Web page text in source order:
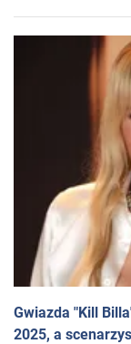
Gwiazda "Kill
2025, a